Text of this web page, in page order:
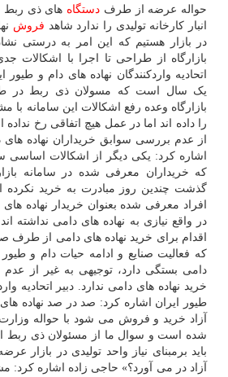
حواله عرضه از طرف دستگاه های ذی ربط
انبار کارخانه تولیدی را ندارد شاهد فروش
در بازار هستیم که این امر به درستی
بازارگاه از طراحی تا اجرا با اشکالات
اتحادیه واردکنندگان نهاده های دام و
یک سال است که مسولان ذی ربط در
بازارگاه وعده رفع اشکالات این سامانه
را داده اند اما در عمل هیچ اتفاقی رخ
از عدم بررسی سوابق خریداران نهاده های
اشاره کرد: یکی دیگر از اشکالات اساسی
که خریداران معرفی شده در سامانه
گذشت چندین روز مبادرت به خرید نکرده
افراد معرفی شده بعنوان خریدار نهاده های
در واقع نیازی به نهاده های دامی نداشته
اقدام برای خرید نهاده های دامی از طرف
که فعالیت صنایع و ادامه حیات دام و طیور
دامی بستگی دارد، توجیهی به غیر از عدم
خرید نهاده های دامی ندارد. دبیر اتحادیه
طیور ایران اشاره کرد: صد در صد نهاده های
آزاد خرید و فروش می شود با حواله
شده است و سوال ما از مسئولان ذی ربط
باید برمبنای نیاز واحد تولیدی در بازار
آزاد در می آورد؟» حاجی زاده اشاره